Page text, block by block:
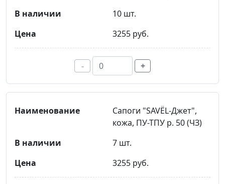
10 шт.
3255 руб.
- +
Сапоги "SAVЁL-Джет",
кожа, ПУ-ТПУ р. 50 (ЧЗ)
7 шт.
3255 руб.